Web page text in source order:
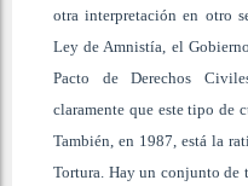
otra interpretación en otro
Ley de Amnistía, el
Pacto de Derechos
claramente que este tipo de
También, en 1987, está la
Tortura. Hay un conjunto de